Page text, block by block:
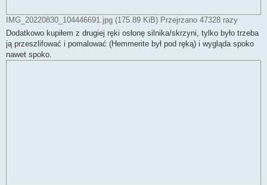
IMG_20220830_104446691.jpg (175.89 KiB) Przejrzano 47328 razy
Dodatkowo kupiłem z drugiej ręki osłonę silnika/skrzyni, tylko było trzeba
ją przeszlifować i pomalować (Hemmerite był pod ręką) i wygląda spoko
nawet spoko.